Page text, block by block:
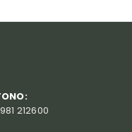
212600